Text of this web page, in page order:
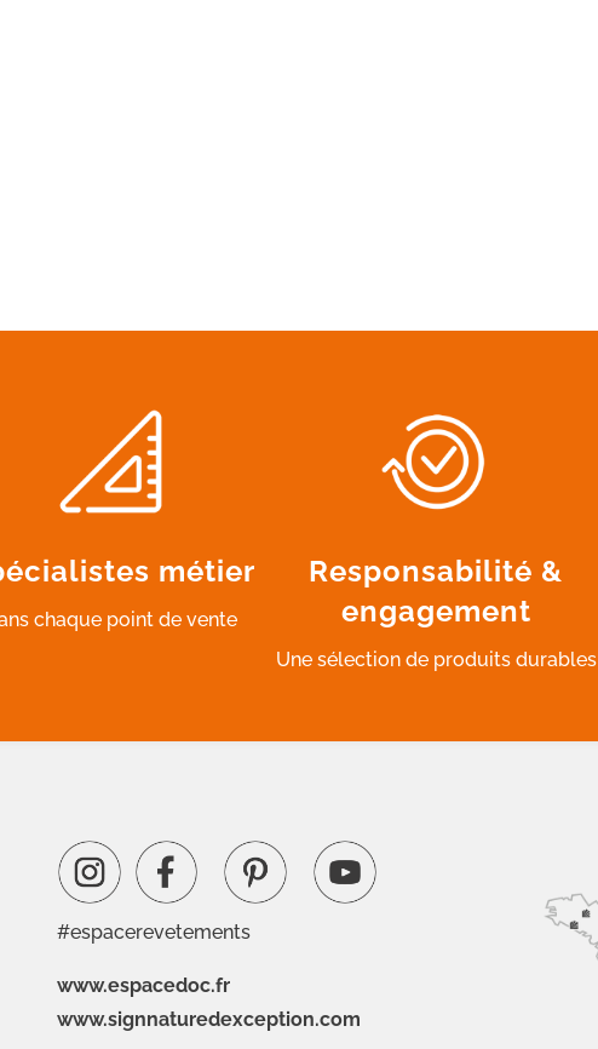
métier
chaque point de vente
Responsabilité &
engagement
Une sélection de produits durables
#espacerevetements
www.espacedoc.fr
www.signnaturedexception.com